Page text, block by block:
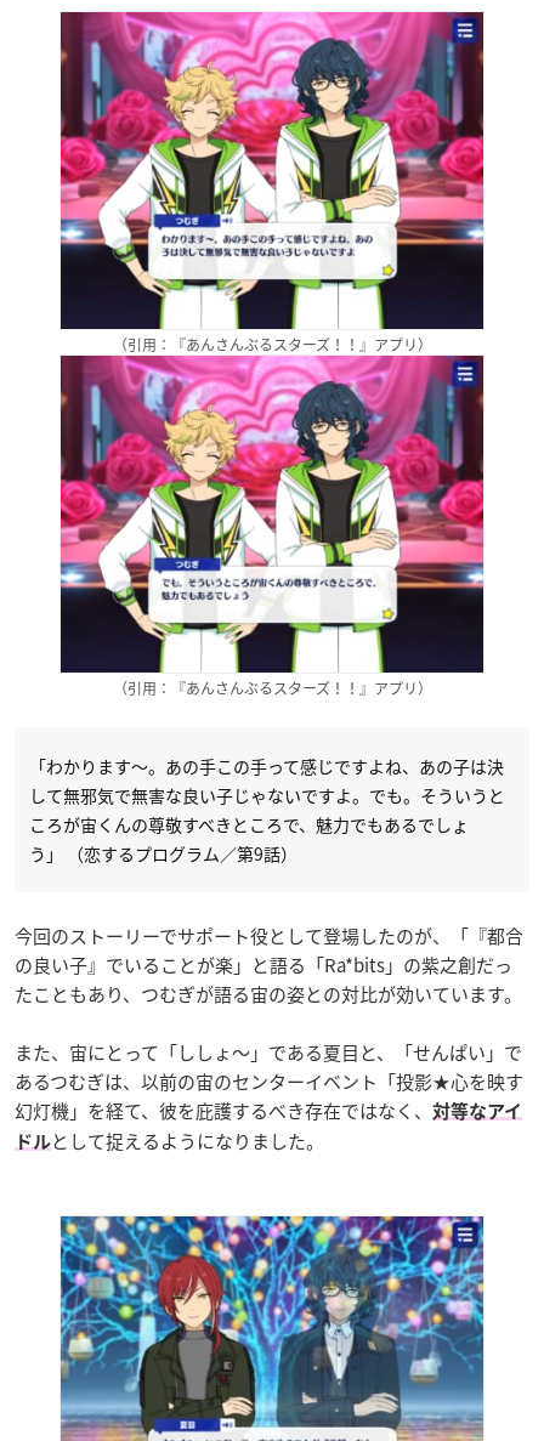
（引用：『あんさんぶるスターズ！！』アプリ）
（引用：『あんさんぶるスターズ！！』アプリ）
「わかります～。あの手この手って感じですよね、あの子は決
して無邪気で無害な良い子じゃないですよ。でも。そういうと
ころが宙くんの尊敬すべきところで、魅力でもあるでしょ
う」 （恋するプログラム／第9話）
今回のストーリーでサポート役として登場したのが、「『都合
の良い子』でいることが楽」と語る「Ra*bits」の紫之創だっ
たこともあり、つむぎが語る宙の姿との対比が効いています。
また、宙にとって「ししょ～」である夏目と、「せんぱい」で
あるつむぎは、以前の宙のセンターイベント「投影★心を映す
幻灯機」を経て、彼を庇護するべき存在ではなく、
対等なアイ
ドルとして捉えるようになりました。